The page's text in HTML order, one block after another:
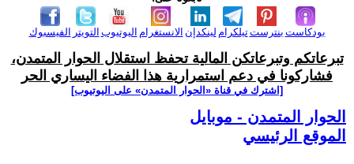
الفيسبوك التويتر اليوتيوب الانستغرام لينكدإن تيلكرامبنترست بودكاست
تبرعاتكم وتبرعاتكن المالية تحفظ استقلال الحوار المتمدن،
فشاركونا في دعم استمرارية هذا الفضاء اليساري الحر
[اشترك في قناة ‫«الحوار المتمدن» على اليوتيوب]
الحوار المتمدن - موبايل
الموقع الرئيسي